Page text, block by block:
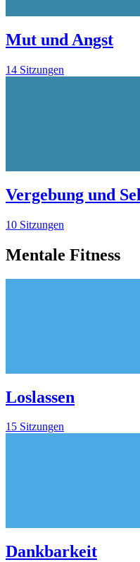
Mut und Angst
14 Sitzungen
Vergebung und
10 Sitzungen
Mentale Fitness
Loslassen
15 Sitzungen
Dankbarkeit